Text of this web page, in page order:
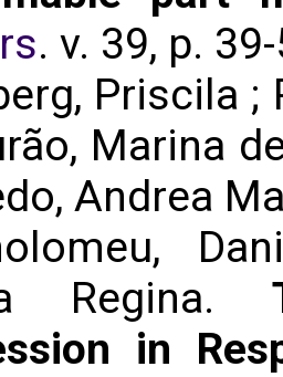
. v. 39, p.
Priscila ;
Marina
Andrea
Regina.
in